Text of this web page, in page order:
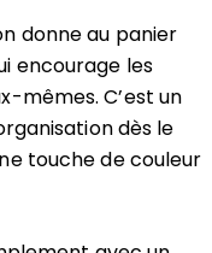
donne au panier
encourage les
mêmes. C’est un
dès le
touche de couleur